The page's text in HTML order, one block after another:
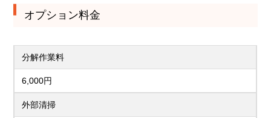
オプション料金
分解作業料
6,000円
外部清掃